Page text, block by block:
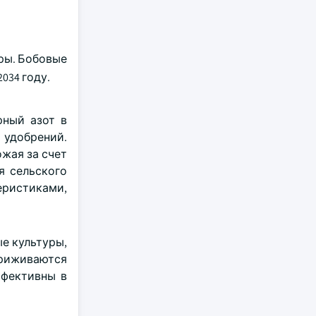
Бобовые
году.
азот в
за счет
сельского
культуры,
в